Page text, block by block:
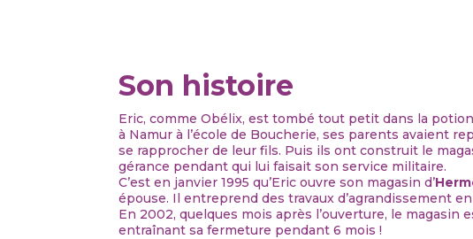
Son histoire
Eric, comme Obélix, est tombé tout petit dans la
à Namur à l’école de Boucherie, ses parents avaient
se rapprocher de leur fils. Puis ils ont construit le
gérance pendant qui lui faisait son service militaire.
C’est en janvier 1995 qu’Eric ouvre son magasin d’
épouse. Il entreprend des travaux d’agrandissement
En 2002, quelques mois après l’ouverture, le
entraînant sa fermeture pendant 6 mois !